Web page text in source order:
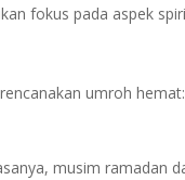
fokus pada aspek
umroh hemat:
musim ramadan